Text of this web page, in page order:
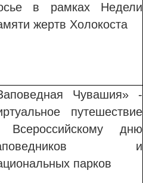
в рамках Недели
жертв Холокоста
Чувашия» -
путешествие
дню
и
парков